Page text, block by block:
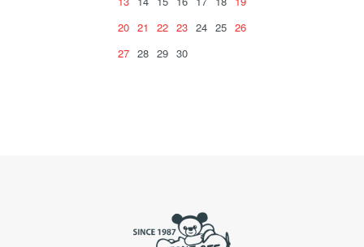
20 21 22 23 24 25 26
27 28 29 30